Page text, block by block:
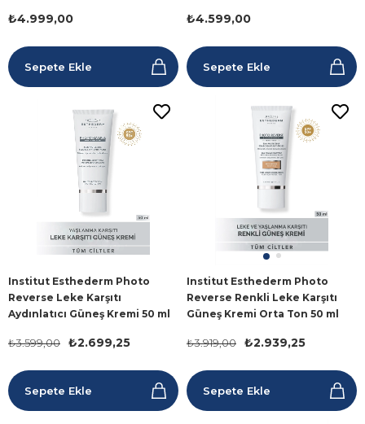
₺4.999,00
Sepete Ekle
₺4.599,00
Sepete Ekle
Institut Esthederm Photo
Reverse Leke Karşıtı
Aydınlatıcı Güneş Kremi 50 ml
₺2.699,25
₺3.599,00
Sepete Ekle
Institut Esthederm Photo
Reverse Renkli Leke Karşıtı
Güneş Kremi Orta Ton 50 ml
₺2.939,25
₺3.919,00
Sepete Ekle